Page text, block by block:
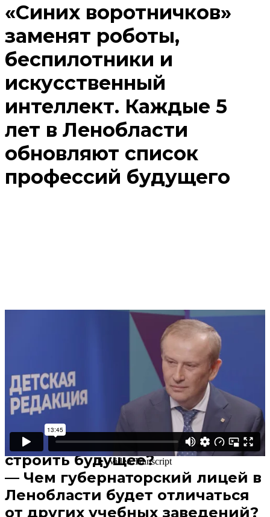
«Синих воротничков»
заменят роботы,
беспилотники и
искусственный
интеллект. Каждые 5
лет в Ленобласти
обновляют список
профессий будущего
—Как мальчик, родившийся в
Казахстане, стал губернатором
Ленинградской области?
—Без чьего мнения нельзя
строить будущее?
— Чем губернаторский лицей в
Ленобласти будет отличаться
от других учебных заведений?